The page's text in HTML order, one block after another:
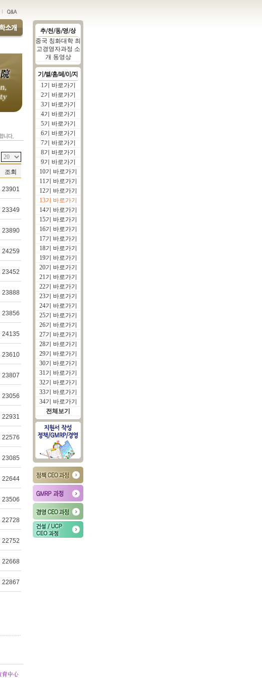
중국 칭화대학 최
고경영자과정 소
개 동영상
1기 바로가기
2기 바로가기
3기 바로가기
4기 바로가기
5기 바로가기
6기 바로가기
7기 바로가기
8기 바로가기
9기 바로가기
10기 바로가기
11기 바로가기
12기 바로가기
13기 바로가기
14기 바로가기
15기 바로가기
16기 바로가기
17기 바로가기
18기 바로가기
19기 바로가기
20기 바로가기
21기 바로가기
22기 바로가기
23기 바로가기
24기 바로가기
25기 바로가기
26기 바로가기
27기 바로가기
28기 바로가기
29기 바로가기
30기 바로가기
31기 바로가기
32기 바로가기
33기 바로가기
34기 바로가기
전체보기
조회
23901
23349
23890
24259
23452
23888
23856
24135
23610
23807
23056
22931
22576
23085
22644
23506
22728
22752
22668
22867